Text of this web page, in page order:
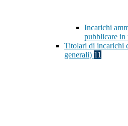
Incarichi
pubblicare in
Titolari di incarichi
generali) 11